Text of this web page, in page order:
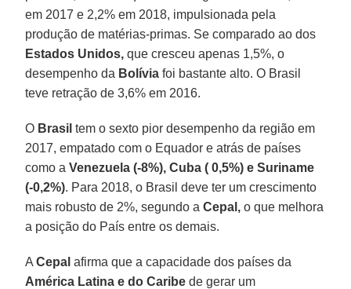
em 2017 e 2,2% em 2018, impulsionada pela
produção de matérias-primas. Se comparado ao dos
Estados Unidos, que cresceu apenas 1,5%, o
desempenho da Bolívia foi bastante alto. O Brasil
teve retração de 3,6% em 2016.
O Brasil tem o sexto pior desempenho da região em
2017, empatado com o Equador e atrás de países
como aVenezuela (-8%), Cuba ( 0,5%) e Suriname
(-0,2%). Para 2018, o Brasil deve ter um crescimento
mais robusto de 2%, segundo a Cepal, o que melhora
a posição do País entre os demais.
ACepal afirma que a capacidade dos países da
América Latina e do Caribe de gerar um